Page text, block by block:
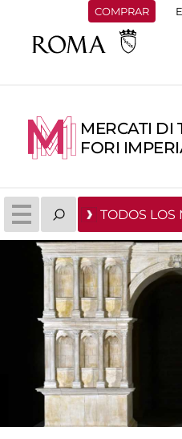
COMPRAR
MERCATI DI
FORI
TODOS LOS